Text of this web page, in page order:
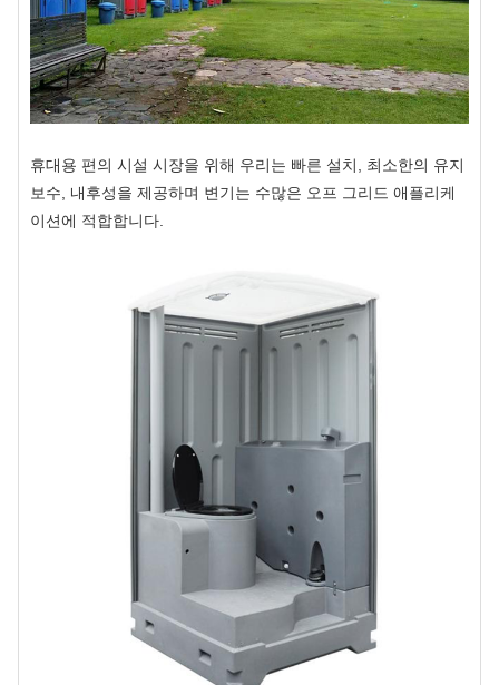
휴대용 편의 시설 시장을 위해 우리는 빠른 설치, 최소한의 유지
보수, 내후성을 제공하며 변기는 수많은 오프 그리드 애플리케
이션에 적합합니다.